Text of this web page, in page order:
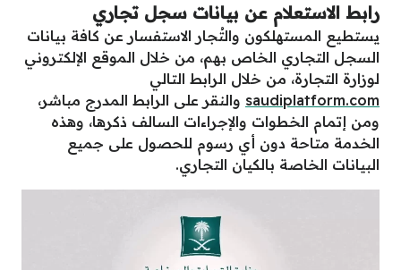
رابط الاستعلام عن بيانات سجل تجاري
يستطيع المستهلكون والتُجار الاستفسار عن كافة بيانات
السجل التجاري الخاص بهم، من خلال الموقع الإلكتروني
لوزارة التجارة، من خلال الرابط التالي
saudiplatform.com والنقر على الرابط المدرج مباشر،
ومن إتمام الخطوات والإجراءات السالف ذكرها، وهذه
الخدمة متاحة دون أي رسوم للحصول على جميع
البيانات الخاصة بالكيان التجاري.